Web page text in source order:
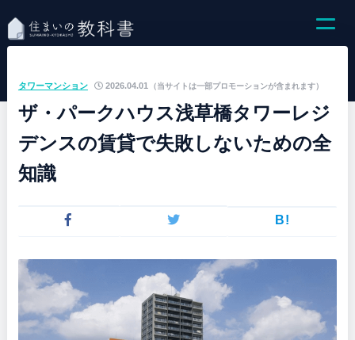
（当サイトは一部プロモーションが含まれます）
タワーマンション 2026.04.01
ザ・パークハウス浅草橋タワーレジ
デンスの賃貸で失敗しないための全
知識
B!